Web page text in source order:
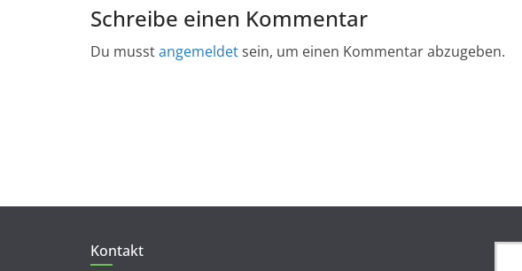
Schreibe einen Kommentar
Du musstangemeldetsein, um einen Kommentar abzugeben.
Kontakt